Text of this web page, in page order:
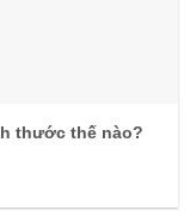
thước thế nào?